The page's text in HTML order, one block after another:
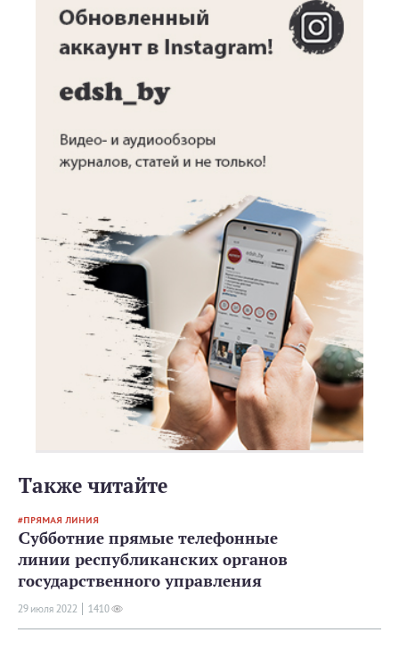
Также читайте
ПРЯМАЯ ЛИНИЯ
Субботние прямые телефонные
линии республиканских органов
государственного управления
29 июля 2022 1410